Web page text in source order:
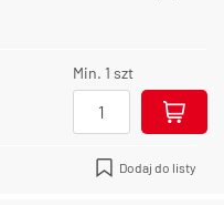
Min. 1 szt
Dodaj do listy